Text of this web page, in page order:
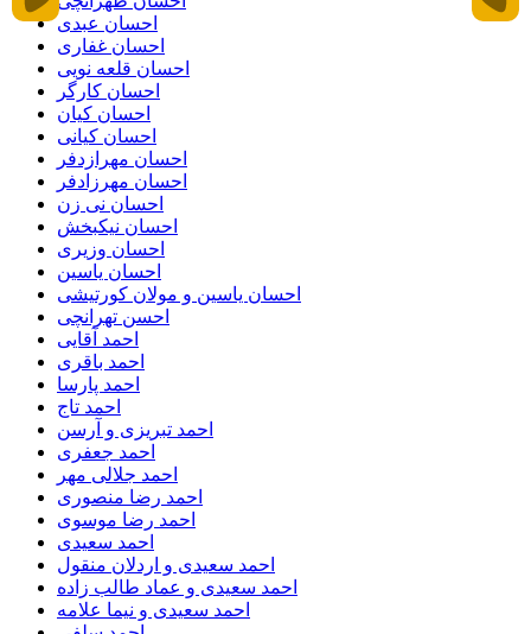
احسان عبدی
احسان غفاری
احسان قلعه نویی
احسان کارگر
احسان کیان
احسان کیانی
احسان مهرازدفر
احسان مهرزادفر
احسان نی زن
احسان نیکبخش
احسان وزیری
احسان یاسین
احسان یاسین و مولان کورتیشی
احسن تهرانچی
احمد آقایی
احمد باقری
احمد پارسا
احمد تاج
احمد تبریزی و آرسن
احمد جعفری
احمد جلالی مهر
احمد رضا منصوری
احمد رضا موسوی
احمد سعیدی
احمد سعیدی و اردلان منقول
احمد سعیدی و عماد طالب زاده
احمد سعیدی و نیما علامه